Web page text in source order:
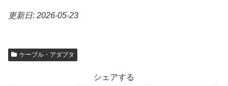
更新日: 2026-05-23
ケーブル・アダプタ
シェアする